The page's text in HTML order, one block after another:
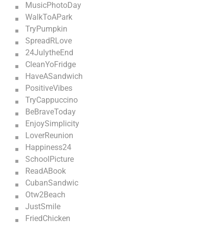
MusicPhotoDay
WalkToAPark
TryPumpkin
SpreadRLove
24JulytheEnd
CleanYoFridge
HaveASandwich
PositiveVibes
TryCappuccino
BeBraveToday
EnjoySimplicity
LoverReunion
Happiness24
SchoolPicture
ReadABook
CubanSandwic
Otw2Beach
JustSmile
FriedChicken